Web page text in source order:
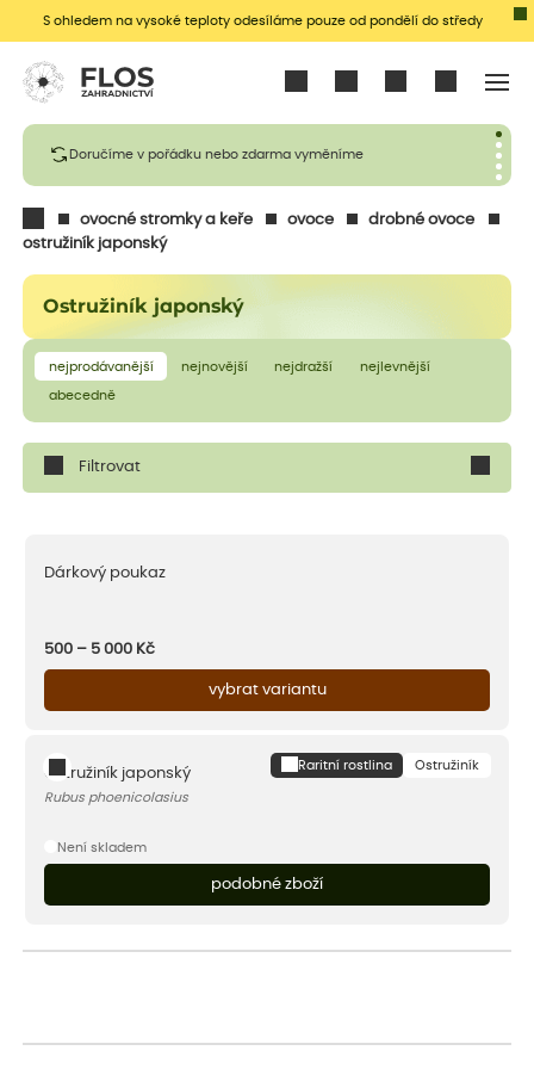
S ohledem na vysoké teploty odesíláme pouze od pondělí do středy
Doručíme v pořádku nebo zdarma vyměníme
ovocné stromky a keře ovoce
drobné ovoce
ostružiník japonský
Ostružiník japonský
nejprodávanější nejnovější nejdražší nejlevnější
abecedně
Filtrovat
Dárkový poukaz
500 – 5 000 Kč
vybrat variantu
Raritní rostlina Ostružiník
Ostružiník japonský
Rubus phoenicolasius
Není skladem
podobné zboží